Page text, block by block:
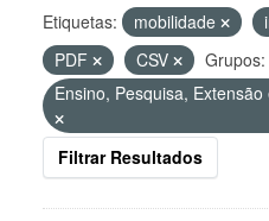
Etiquetas: mobilidade
PDF
CSV
Grupos:
Ensino, Pesquisa,
Filtrar Resultados